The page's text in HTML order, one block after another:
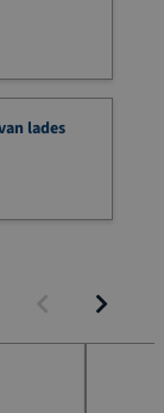
lades